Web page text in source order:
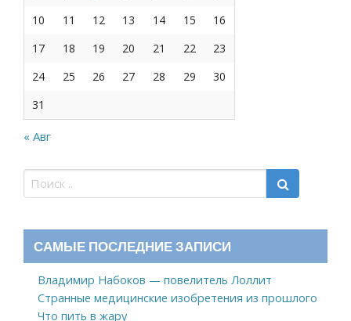
10
11 12 13 14 15
16
17
18 19 20 21 22
23
24
25 26 27 28 29
30
31
« Авг
САМЫЕ ПОСЛЕДНИЕ ЗАПИСИ
Владимир Набоков — повелитель Лоллит
Странные медицинские изобретения из прошлого
Что пить в жару